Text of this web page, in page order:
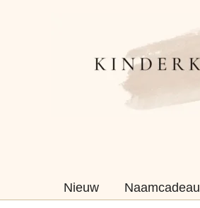
Nieuw Naamcadeau